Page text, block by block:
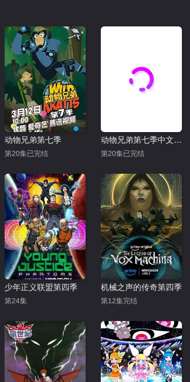
动物兄弟第七季
第20集已完结
动物兄弟第七季中文配音
第20集已完结
少年正义联盟第四季
第24集
机械之声的传奇第四季
第12集完结